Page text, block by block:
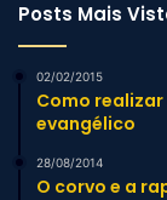
Posts Mais
02/02/2015
Como
evangélico
28/08/2014
O corvo e a